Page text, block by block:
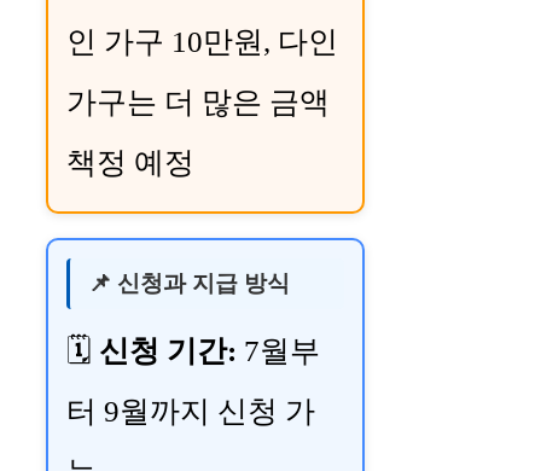
인 가구 10만원, 다인
가구는 더 많은 금액
책정 예정
📌 신청과 지급 방식
🗓️ 신청 기간: 7월부
터 9월까지 신청 가